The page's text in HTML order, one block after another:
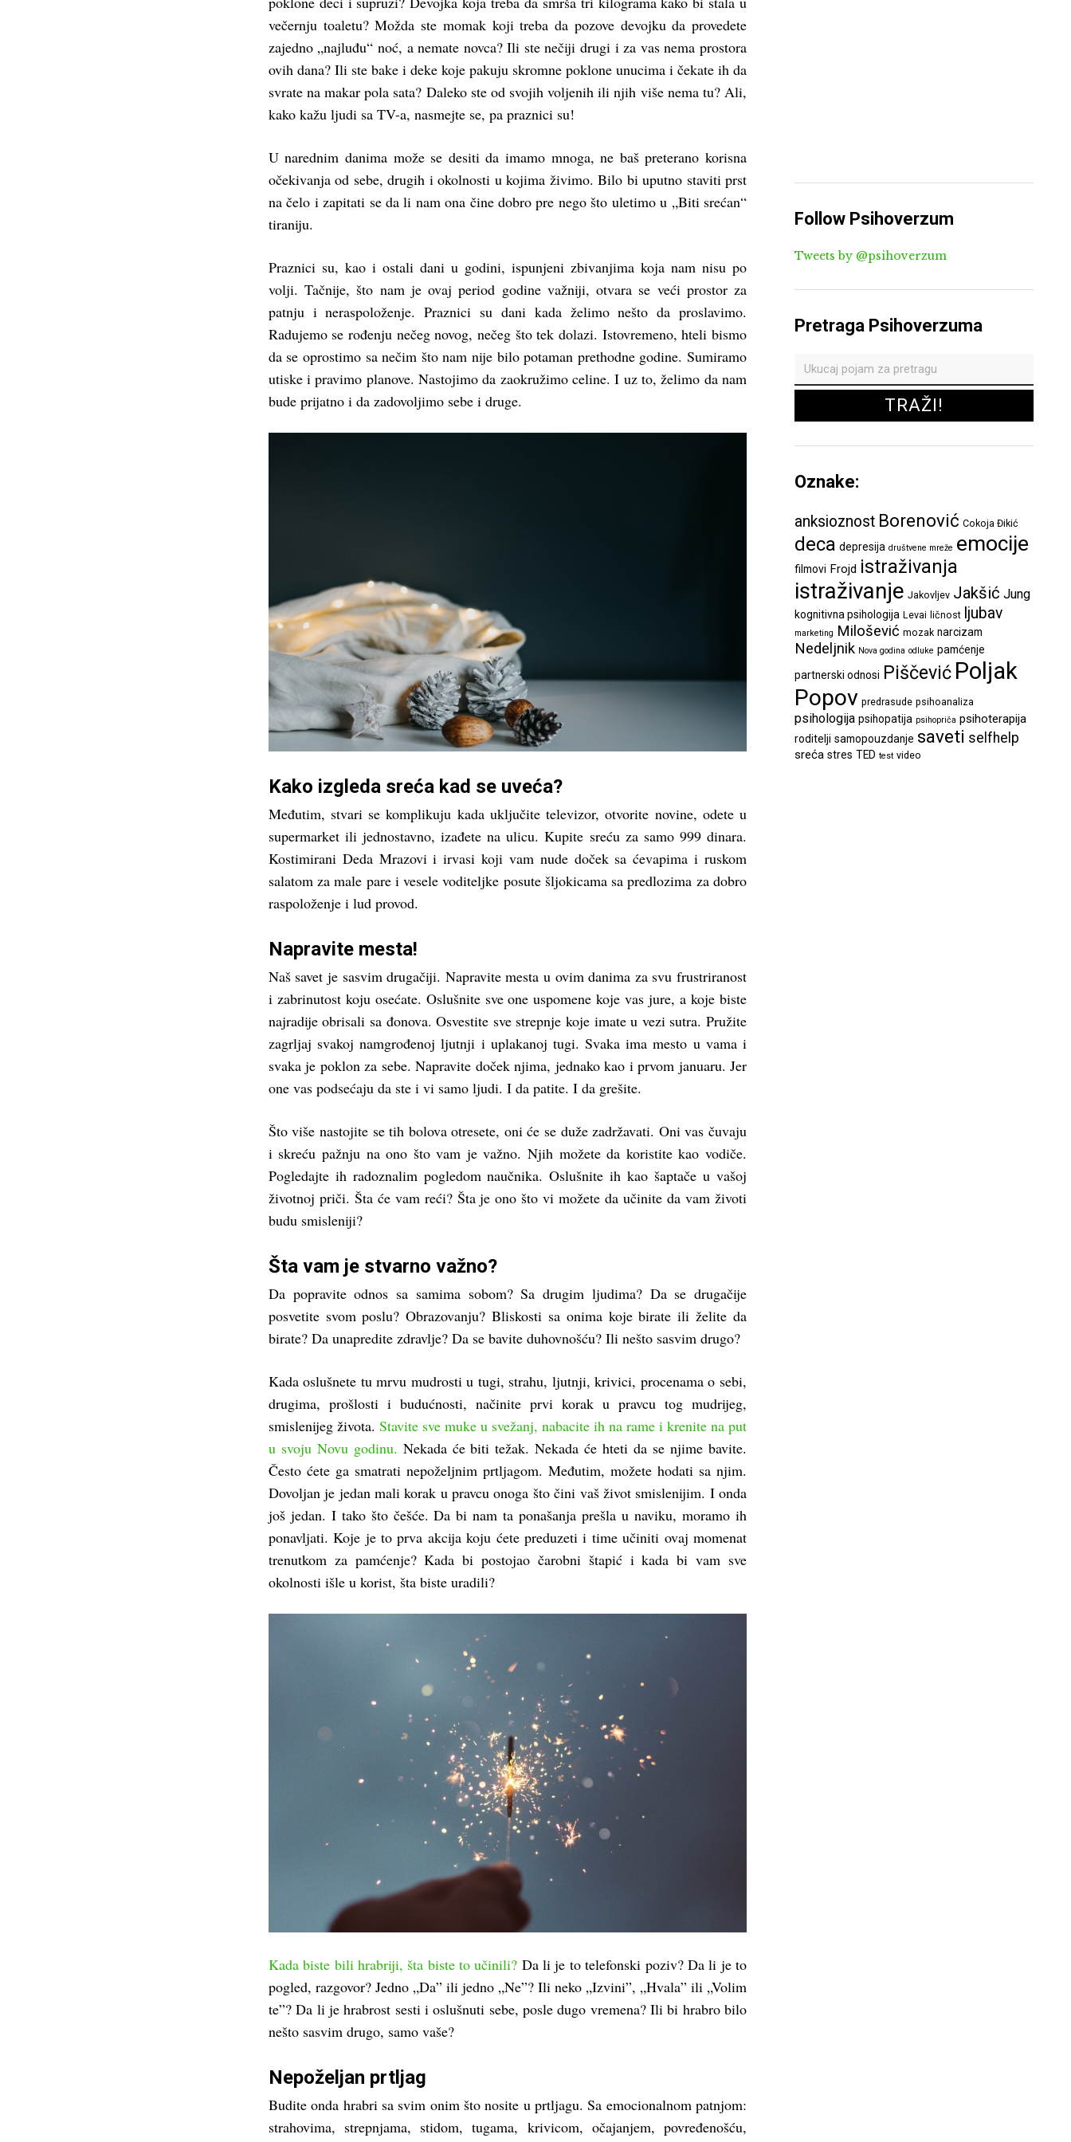
večernju toaletu? Možda ste momak koji treba da pozove devojku da provedete
zajedno „najluđu“ noć, a nemate novca? Ili ste nečiji drugi i za vas nema prostora
ovih dana? Ili ste bake i deke koje pakuju skromne poklone unucima i čekate ih da
svrate na makar pola sata? Daleko ste od svojih voljenih ili njih više nema tu? Ali,
kako kažu ljudi sa TV-a, nasmejte se, pa praznici su!
U narednim danima može se desiti da imamo mnoga, ne baš preterano korisna
očekivanja od sebe, drugih i okolnosti u kojima živimo. Bilo bi uputno staviti prst
na čelo i zapitati se da li nam ona čine dobro pre nego što uletimo u „Biti srećan“
tiraniju.
Praznici su, kao i ostali dani u godini, ispunjeni zbivanjima koja nam nisu po
volji. Tačnije, što nam je ovaj period godine važniji, otvara se veći prostor za
patnju i neraspoloženje. Praznici su dani kada želimo nešto da proslavimo.
Radujemo se rođenju nečeg novog, nečeg što tek dolazi. Istovremeno, hteli bismo
da se oprostimo sa nečim što nam nije bilo potaman prethodne godine. Sumiramo
utiske i pravimo planove. Nastojimo da zaokružimo celine. I uz to, želimo da nam
bude prijatno i da zadovoljimo sebe i druge.
Kako izgleda sreća kad se uveća?
Međutim, stvari se komplikuju kada uključite televizor, otvorite novine, odete u
supermarket ili jednostavno, izađete na ulicu. Kupite sreću za samo 999 dinara.
Kostimirani Deda Mrazovi i irvasi koji vam nude doček sa ćevapima i ruskom
salatom za male pare i vesele voditeljke posute šljokicama sa predlozima za dobro
raspoloženje i lud provod.
Napravite mesta!
Naš savet je sasvim drugačiji. Napravite mesta u ovim danima za svu frustriranost
i zabrinutost koju osećate. Oslušnite sve one uspomene koje vas jure, a koje biste
najradije obrisali sa đonova. Osvestite sve strepnje koje imate u vezi sutra. Pružite
zagrljaj svakoj namgrođenoj ljutnji i uplakanoj tugi. Svaka ima mesto u vama i
svaka je poklon za sebe. Napravite doček njima, jednako kao i prvom januaru. Jer
one vas podsećaju da ste i vi samo ljudi. I da patite. I da grešite.
Što više nastojite se tih bolova otresete, oni će se duže zadržavati. Oni vas čuvaju
i skreću pažnju na ono što vam je važno. Njih možete da koristite kao vodiče.
Pogledajte ih radoznalim pogledom naučnika. Oslušnite ih kao šaptače u vašoj
životnoj priči. Šta će vam reći? Šta je ono što vi možete da učinite da vam životi
budu smisleniji?
Šta vam je stvarno važno?
Da popravite odnos sa samima sobom? Sa drugim ljudima? Da se drugačije
posvetite svom poslu? Obrazovanju? Bliskosti sa onima koje birate ili želite da
birate? Da unapredite zdravlje? Da se bavite duhovnošću? Ili nešto sasvim drugo?
Kada oslušnete tu mrvu mudrosti u tugi, strahu, ljutnji, krivici, procenama o sebi,
drugima, prošlosti i budućnosti, načinite prvi korak u pravcu tog mudrijeg,
smislenijeg života. Stavite sve muke u svežanj, nabacite ih na rame i krenite na put
u svoju Novu godinu. Nekada će biti težak. Nekada će hteti da se njime bavite.
Često ćete ga smatrati nepoželjnim prtljagom. Međutim, možete hodati sa njim.
Dovoljan je jedan mali korak u pravcu onoga što čini vaš život smislenijim. I onda
još jedan. I tako što češće. Da bi nam ta ponašanja prešla u naviku, moramo ih
ponavljati. Koje je to prva akcija koju ćete preduzeti i time učiniti ovaj momenat
trenutkom za pamćenje? Kada bi postojao čarobni štapić i kada bi vam sve
okolnosti išle u korist, šta biste uradili?
Kada biste bili hrabriji, šta biste to učinili? Da li je to telefonski poziv? Da li je to
pogled, razgovor? Jedno „Da” ili jedno „Ne”? Ili neko „Izvini”, „Hvala” ili „Volim
te”? Da li je hrabrost sesti i oslušnuti sebe, posle dugo vremena? Ili bi hrabro bilo
nešto sasvim drugo, samo vaše?
Nepoželjan prtljag
Budite onda hrabri sa svim onim što nosite u prtljagu. Sa emocionalnom patnjom:
strahovima, strepnjama, stidom, tugama, krivicom, očajanjem, povređenošću,
Follow Psihoverzum
Tweets by @psihoverzum
Pretraga Psihoverzuma
Oznake:
anksioznost Borenović Cokoja Đikić
deca depresija društvene mreže emocije
filmovi Frojd istraživanja
istraživanje Jakovljev Jakšić Jung
kognitivna psihologija Levai ličnost ljubav
marketing Milošević mozak narcizam
Nedeljnik Nova godina odluke pamćenje
partnerski odnosi Piščević Poljak
Popov predrasude psihoanaliza
psihologija psihopatija psihopriča psihoterapija
roditelji samopouzdanje saveti selfhelp
sreća stres TED test video